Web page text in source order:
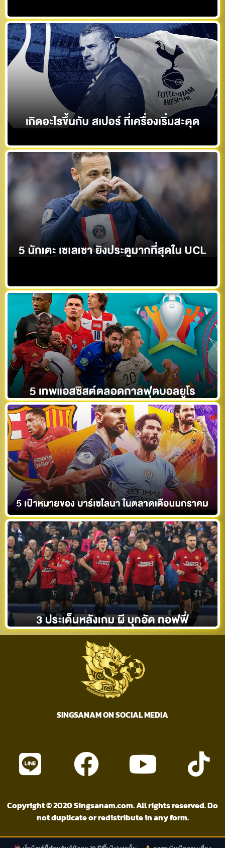
SINGSANAM ON SOCIAL MEDIA
Copyright © 2020 Singsanam.com. All rights reserved. Do
not duplicate or redistribute in any form.